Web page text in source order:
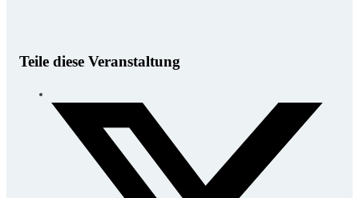
Teile diese Veranstaltung